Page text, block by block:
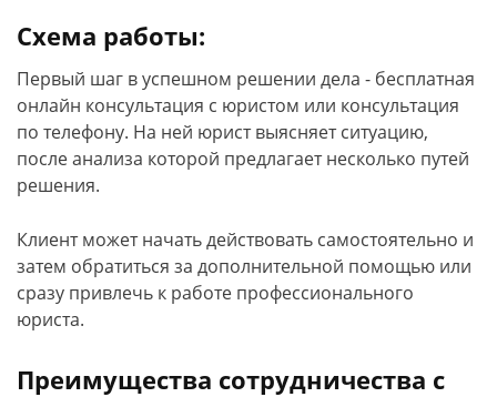
Схема работы:
Первый шаг в успешном решении дела - бесплатная
онлайн консультация с юристом или консультация
по телефону. На ней юрист выясняет ситуацию,
после анализа которой предлагает несколько путей
решения.
Клиент может начать действовать самостоятельно и
затем обратиться за дополнительной помощью или
сразу привлечь к работе профессионального
юриста.
Преимущества сотрудничества с